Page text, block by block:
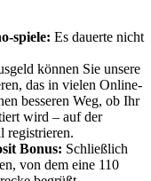
spiele: Es dauerte nicht
können Sie unsere
das in vielen Online-
besseren Weg, ob Ihr
wird – auf der
registrieren.
Bonus: Schließlich
von dem eine 110